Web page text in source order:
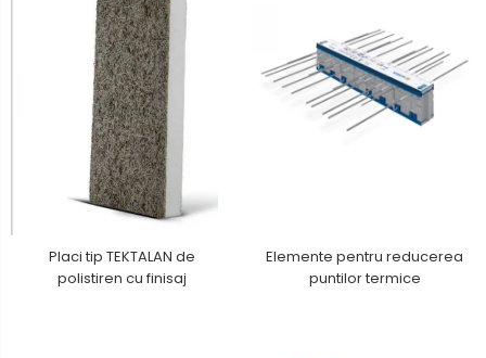
Placi tip TEKTALAN de
polistiren cu finisaj
Elemente pentru reducerea
puntilor termice